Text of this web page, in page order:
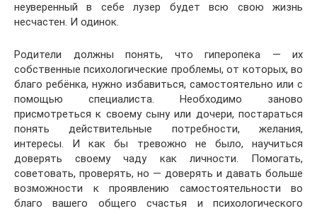
неуверенный в себе лузер будет всю свою жизнь
несчастен. И одинок.
Родители должны понять, что гиперопека — их
собственные психологические проблемы, от которых, во
благо ребёнка, нужно избавиться, самостоятельно или с
помощью специалиста. Необходимо заново
присмотреться к своему сыну или дочери, постараться
понять действительные потребности, желания,
интересы. И как бы тревожно не было, научиться
доверять своему чаду как личности. Помогать,
советовать, проверять, но — доверять и давать больше
возможности к проявлению самостоятельности во
благо вашего общего счастья и психологического